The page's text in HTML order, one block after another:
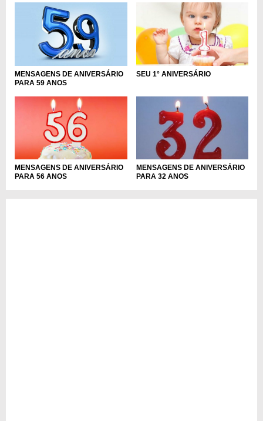
MENSAGENS DE ANIVERSÁRIO
PARA 59 ANOS
SEU 1° ANIVERSÁRIO
MENSAGENS DE ANIVERSÁRIO
PARA 56 ANOS
MENSAGENS DE ANIVERSÁRIO
PARA 32 ANOS